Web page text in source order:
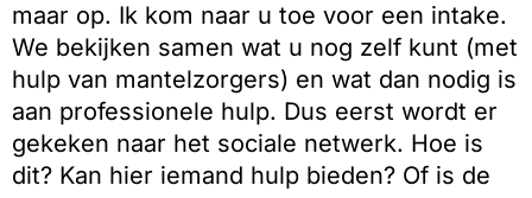
maar op. Ik kom naar u toe voor een intake.
We bekijken samen wat u nog zelf kunt (met
hulp van mantelzorgers) en wat dan nodig is
aan professionele hulp. Dus eerst wordt er
gekeken naar het sociale netwerk. Hoe is
dit? Kan hier iemand hulp bieden? Of is de